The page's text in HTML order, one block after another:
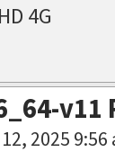
4G
v11
2025 9:56